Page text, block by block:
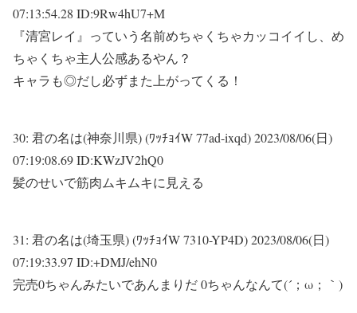
07:13:54.28 ID:9Rw4hU7+M
『清宮レイ』っていう名前めちゃくちゃカッコイイし、め
ちゃくちゃ主人公感あるやん？
キャラも◎だし必ずまた上がってくる！
30: 君の名は(神奈川県) (ﾜｯﾁｮｲW 77ad-ixqd)2023/08/06(日)
07:19:08.69 ID:KWzJV2hQ0
髪のせいで筋肉ムキムキに見える
31: 君の名は(埼玉県) (ﾜｯﾁｮｲW 7310-YP4D)2023/08/06(日)
07:19:33.97 ID:+DMJ/ehN0
完売0ちゃんみたいであんまりだ 0ちゃんなんて(´；ω；｀)